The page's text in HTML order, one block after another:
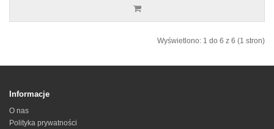
Wyświetlono: 1 do 6 z 6 (1 stron)
Informacje
O nas
Polityka prywatności